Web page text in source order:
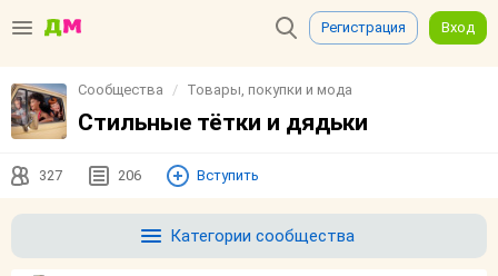
Регистрация Вход
Сообщества Товары, покупки и мода
Стильные тётки и дядьки
327 206 Вступить
Категории сообщества